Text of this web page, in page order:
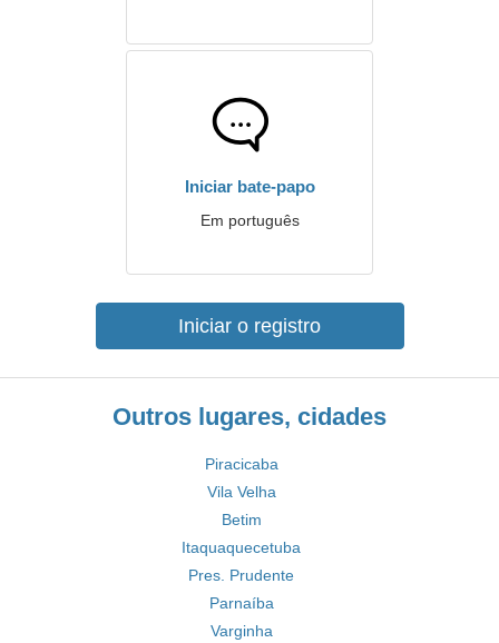
Iniciar bate-papo
Em português
Iniciar o registro
Outros lugares, cidades
Piracicaba
Vila Velha
Betim
Itaquaquecetuba
Pres. Prudente
Parnaíba
Varginha